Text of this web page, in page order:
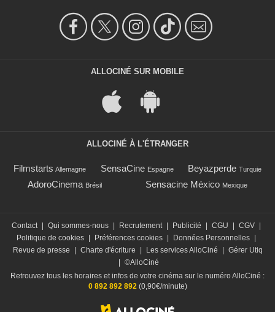
ALLOCINÉ SUR MOBILE
ALLOCINÉ À L'ÉTRANGER
Filmstarts Allemagne SensaCine Espagne Beyazperde Turquie
AdoroCinema Brésil Sensacine México Mexique
Contact Qui sommes-nous Recrutement Publicité CGU CGV
Politique de cookies
Préférences cookies Données Personnelles
Revue de presse
Charte d'écriture Les services AlloCiné
Gérer Utiq
©AlloCiné
Retrouvez tous les horaires et infos de votre cinéma sur le numéro AlloCiné :
0 892 892 892(0,90€/minute)